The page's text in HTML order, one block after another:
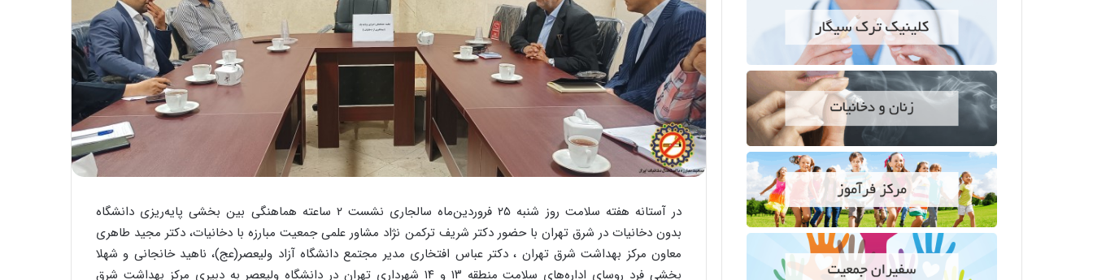
در آستانه هفته سلامت روز شنبه ۲۵ فروردین‌ماه سالجاری نشست ۲ ساعته هماهنگی بین بخشی پایه‌ریزی دانشگاه
بدون دخانیات در شرق تهران با حضور دکتر شریف ترکمن نژاد مشاور علمی جمعیت مبارزه با دخانیات، دکتر مجید طاهری
معاون مرکز بهداشت شرق تهران ، دکتر عباس افتخاری مدیر مجتمع دانشگاه آزاد ولیعصر(عج)، ناهید خانجانی و شهلا
بخشی فرد روسای اداره‌های سلامت منطقه ۱۳ و ۱۴ شهرداری تهران در دانشگاه ولیعصر به دبیری مرکز بهداشت شرق